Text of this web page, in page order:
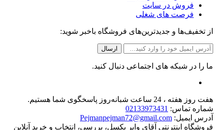
فروش در سایت
فرصت های شغلی
از تخفیف‌ها و جدیدترین‌های فروشگاه باخبر شوید:
ما را در شبکه های اجتماعی دنبال کنید.
هفت روز هفته ، 24 ساعت شبانه‌روز پاسخگوی شما هستیم.
شماره تماس: 02133973431
آدرس ایمیل: Pejmanpejman72@gmail.com
فروشگاه اینترنتی آقای وایر بکسل، بررسی، انتخاب و خرید آنلاین